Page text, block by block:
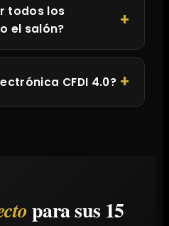
todos los
el salón?
CFDI 4.0?
para sus 15